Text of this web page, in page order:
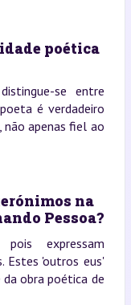
poética
se entre
é verdadeiro
apenas fiel ao
na
Pessoa?
expressam
Estes 'outros eus'
obra poética de